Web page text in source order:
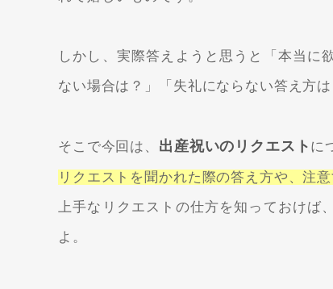
しかし、実際答えようと思うと「本当に
ない場合は？」「失礼にならない答え方
そこで今回は、 出産祝いのリクエスト に
リクエストを聞かれた際の答え方や、注
上手なリクエストの仕方を知っておけば
よ。